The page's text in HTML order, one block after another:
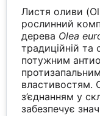
Листя оливи
рослинний
дерева Olea
традиційній та
потужним
властивостям.
з’єднанням у
забезпечує